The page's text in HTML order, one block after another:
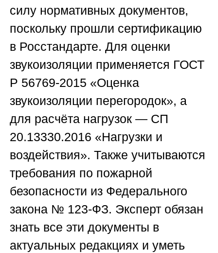
силу нормативных документов,
поскольку прошли сертификацию
в Росстандарте. Для оценки
звукоизоляции применяется ГОСТ
Р 56769-2015 «Оценка
звукоизоляции перегородок», а
для расчёта нагрузок — СП
20.13330.2016 «Нагрузки и
воздействия». Также учитываются
требования по пожарной
безопасности из Федерального
закона № 123-ФЗ. Эксперт обязан
знать все эти документы в
актуальных редакциях и уметь